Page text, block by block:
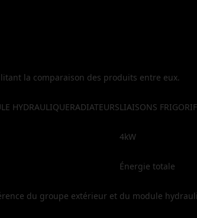
la comparaison des produits entre eux.
HYDRAULIQUERADIATEURSLIAISONS
4kW
Énergie totale
du groupe extérieur et du module